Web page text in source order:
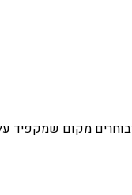
מקום שמקפיד